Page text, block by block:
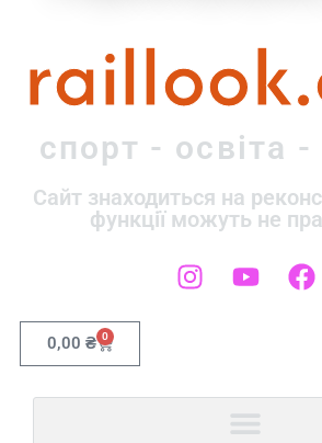
спорт - освіта
Сайт знаходиться на
функції можуть не
0,00 ₴ 0